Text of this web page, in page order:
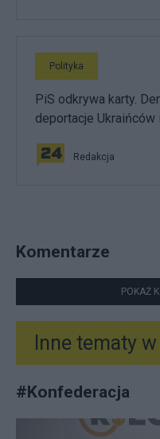
Polityka
PiS odkrywa karty.
deportacje
Redakcja
Komentarze
POKAŻ
Inne tematy
#Konfederacja